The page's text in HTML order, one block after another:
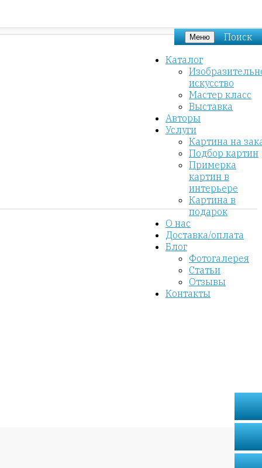
Меню
Поиск
Каталог
искусство
Мастер класс
Выставка
Авторы
Услуги
Картина на
Подбор картин
Примерка
картин в
интерьере
Картина в
подарок
О нас
Доставка/оплата
Блог
Фотогалерея
Статьи
Отзывы
Контакты